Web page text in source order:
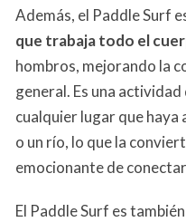
Además, el Paddle Surf
que trabaja todo el
hombros, mejorando la
general. Es una
cualquier lugar que haya
o un río, lo que la
emocionante de
El Paddle Surf es